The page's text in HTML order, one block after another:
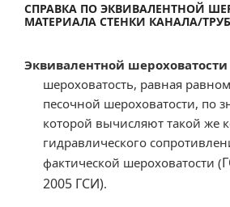
СПРАВКА ПО ЭКВИВАЛЕНТНОЙ
МАТЕРИАЛА СТЕНКИ КАНАЛА/
Эквивалентной шероховатости
шероховатость, равная
песочной шероховатости, по
которой вычисляют такой же
гидравлического
фактической шероховатости (
2005 ГСИ).